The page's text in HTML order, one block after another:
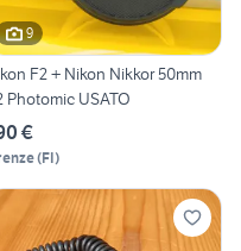
9
F2 + Nikon Nikkor 50mm
Photomic USATO
€
(FI)